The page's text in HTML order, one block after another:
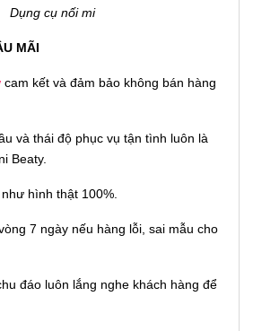
Dụng cụ nối mi
MÃI
cam kết và đảm bảo không bán hàng
và thái độ phục vụ tận tình luôn là
Beaty.
hình thật 100%.
7 ngày nếu hàng lỗi, sai mẫu cho
đáo luôn lắng nghe khách hàng để